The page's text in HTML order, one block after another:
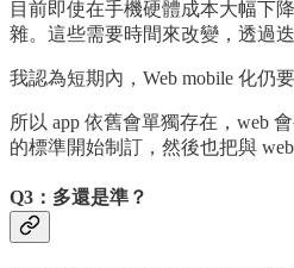
目前即使在手機硬體成本大幅下
雜。這些需要時間來改變，透過
我認為短期內，Web mobile 化仍
所以 app 依舊會單獨存在，web
的標準開始制訂，然後也把與
Q3：多還是準？